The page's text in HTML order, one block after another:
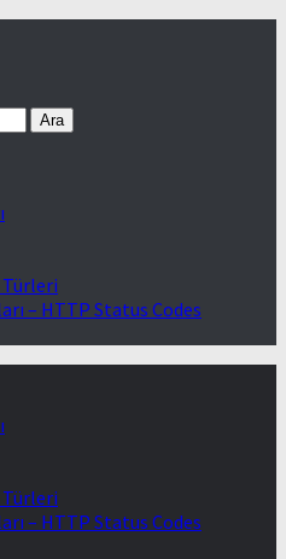
Türleri
– HTTP Status Codes
Türleri
– HTTP Status Codes